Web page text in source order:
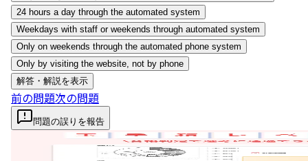
24 hours a day through the automated system
Weekdays with staff or weekends through automated system
Only on weekends through the automated phone system
Only by visiting the website, not by phone
解答・解説を表示
前の問題次の問題
問題の誤りを報告